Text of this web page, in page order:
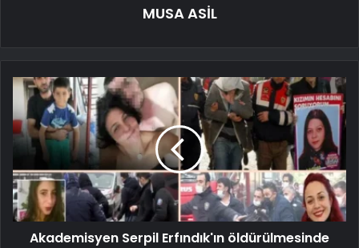
MUSA ASİL
Akademisyen Serpil Erfındık'ın öldürülmesinde